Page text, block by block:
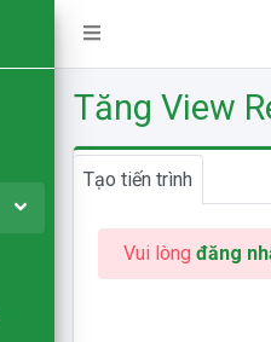
Tăng View
Tạo tiến trình
Vui lòng đăng